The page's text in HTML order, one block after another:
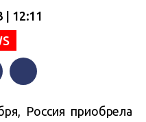
| 12:11
Россия приобрела